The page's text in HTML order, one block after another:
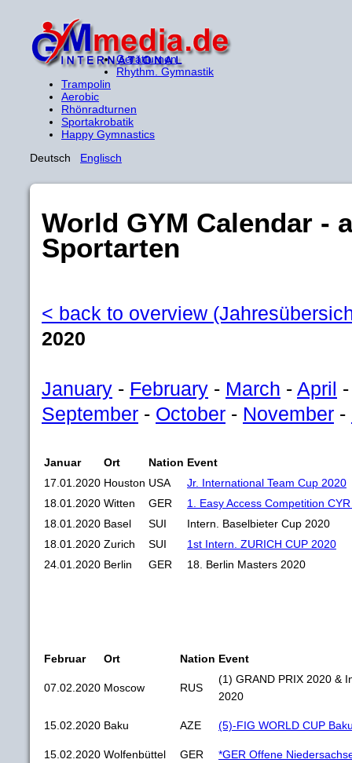
Gerätturnen
Rhythm. Gymnastik
Trampolin
Aerobic
Rhönradturnen
Sportakrobatik
Happy Gymnastics
Deutsch Englisch
World GYM Calendar -
Sportarten
< back to overview
2020
January - February - March - April
September - October - November -
Januar Ort Nation Event
17.01.2020 Houston USA
Jr. International Team Cup 2020
18.01.2020 Witten GER
1. Easy Access Competition
18.01.2020 Basel SUI
Intern. Baselbieter Cup 2020
18.01.2020 Zurich SUI
1st Intern. ZURICH CUP 2020
24.01.2020 Berlin GER 18. Berlin Masters 2020
Februar Ort Nation Event
07.02.2020 Moscow RUS
(1) GRAND PRIX 2020 &
2020
15.02.2020 Baku AZE (5)-FIG WORLD CUP
15.02.2020 Wolfenbüttel GER
*GER Offene